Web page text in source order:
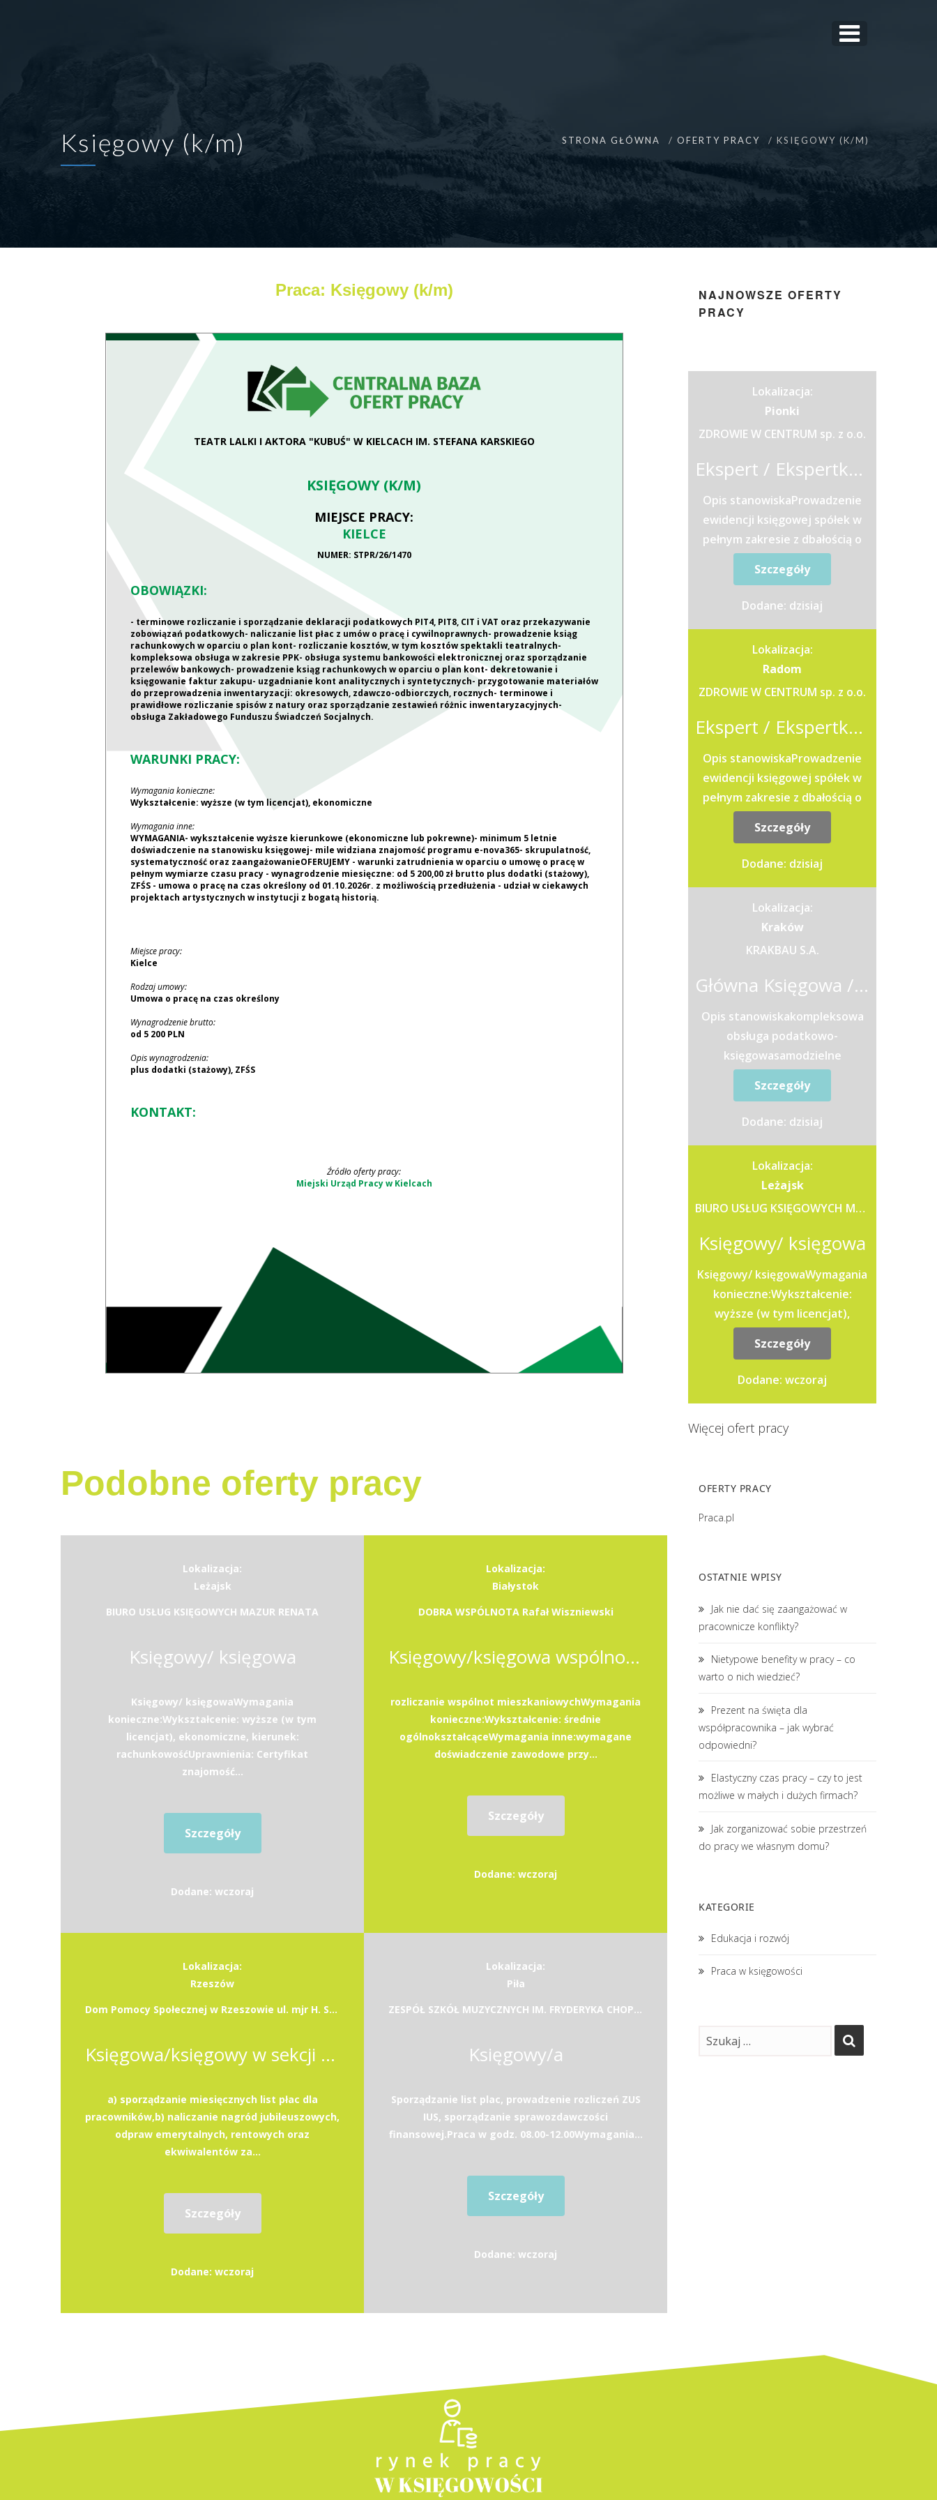
Księgowy (k/m) STRONA GŁÓWNA OFERTY PRACY KSIĘGOWY (K/M)
Praca: Księgowy (k/m)
TEATR LALKI I AKTORA "KUBUŚ" W KIELCACH IM. STEFANA KARSKIEGO
KSIĘGOWY (K/M)
MIEJSCE PRACY:
KIELCE
NUMER: STPR/26/1470
OBOWIĄZKI:
- terminowe rozliczanie i sporządzanie deklaracji podatkowych PIT4, PIT8, CIT i VAT oraz przekazywanie
zobowiązań podatkowych- naliczanie list płac z umów o pracę i cywilnoprawnych- prowadzenie ksiąg
rachunkowych w oparciu o plan kont- rozliczanie kosztów, w tym kosztów spektakli teatralnych-
kompleksowa obsługa w zakresie PPK- obsługa systemu bankowości elektronicznej oraz sporządzanie
przelewów bankowych- prowadzenie ksiąg rachunkowych w oparciu o plan kont- dekretowanie i
księgowanie faktur zakupu- uzgadnianie kont analitycznych i syntetycznych- przygotowanie materiałów
do przeprowadzenia inwentaryzacji: okresowych, zdawczo-odbiorczych, rocznych- terminowe i
prawidłowe rozliczanie spisów z natury oraz sporządzanie zestawień różnic inwentaryzacyjnych-
obsługa Zakładowego Funduszu Świadczeń Socjalnych.
WARUNKI PRACY:
Wymagania konieczne:
Wykształcenie: wyższe (w tym licencjat), ekonomiczne
Wymagania inne:
WYMAGANIA- wykształcenie wyższe kierunkowe (ekonomiczne lub pokrewne)- minimum 5 letnie
doświadczenie na stanowisku księgowej- mile widziana znajomość programu e-nova365- skrupulatność,
systematyczność oraz zaangażowanieOFERUJEMY - warunki zatrudnienia w oparciu o umowę o pracę w
pełnym wymiarze czasu pracy - wynagrodzenie miesięczne: od 5 200,00 zł brutto plus dodatki (stażowy),
ZFŚS - umowa o pracę na czas określony od 01.10.2026r. z możliwością przedłużenia - udział w ciekawych
projektach artystycznych w instytucji z bogatą historią.
Miejsce pracy:
Kielce
Rodzaj umowy:
Umowa o pracę na czas określony
Wynagrodzenie brutto:
od 5 200 PLN
Opis wynagrodzenia:
plus dodatki (stażowy), ZFŚS
KONTAKT:
Źródło oferty pracy:
Miejski Urząd Pracy w Kielcach
Podobne oferty pracy
Lokalizacja:
Leżajsk
BIURO USŁUG KSIĘGOWYCH MAZUR RENATA
Księgowy/ księgowa
Księgowy/ księgowaWymagania
konieczne:Wykształcenie: wyższe (w tym
licencjat), ekonomiczne, kierunek:
rachunkowośćUprawnienia: Certyfikat
znajomość...
Szczegóły
Dodane: wczoraj
Lokalizacja:
Białystok
DOBRA WSPÓLNOTA Rafał Wiszniewski
Księgowy/księgowa wspólnot mieszkaniowych
rozliczanie wspólnot mieszkaniowychWymagania
konieczne:Wykształcenie: średnie
ogólnokształcąceWymagania inne:wymagane
doświadczenie zawodowe przy...
Szczegóły
Dodane: wczoraj
Lokalizacja:
Rzeszów
Dom Pomocy Społecznej w Rzeszowie ul. mjr H. Sucharskiego 1
Księgowa/księgowy w sekcji ekonomiczno--finansowej
a) sporządzanie miesięcznych list płac dla
pracowników,b) naliczanie nagród jubileuszowych,
odpraw emerytalnych, rentowych oraz
ekwiwalentów za...
Szczegóły
Dodane: wczoraj
Lokalizacja:
Piła
ZESPÓŁ SZKÓŁ MUZYCZNYCH IM. FRYDERYKA CHOPINA W PILE
Księgowy/a
Sporządzanie list plac, prowadzenie rozliczeń ZUS
IUS, sporządzanie sprawozdawczości
finansowej.Praca w godz. 08.00-12.00Wymagania...
Szczegóły
Dodane: wczoraj
NAJNOWSZE OFERTY
PRACY
Lokalizacja:
Pionki
ZDROWIE W CENTRUM sp. z o.o.
Ekspert / Ekspertka ds. Księgowości
Opis stanowiskaProwadzenie
ewidencji księgowej spółek w
pełnym zakresie z dbałością o
spójność danych i zgodność z
przepisami.Sporządzanie...
Szczegóły
Dodane: dzisiaj
Lokalizacja:
Radom
ZDROWIE W CENTRUM sp. z o.o.
Ekspert / Ekspertka ds. Księgowości
Opis stanowiskaProwadzenie
ewidencji księgowej spółek w
pełnym zakresie z dbałością o
spójność danych i zgodność z
przepisami.Sporządzanie...
Szczegóły
Dodane: dzisiaj
Lokalizacja:
Kraków
KRAKBAU S.A.
Główna Księgowa / Główny Księgowy
Opis stanowiskakompleksowa
obsługa podatkowo-
księgowasamodzielne
zamykanie miesięcy pod
względem podatkowym i
rachunkowymsamodzielne
obliczanie zaliczek w...
Szczegóły
Dodane: dzisiaj
Lokalizacja:
Leżajsk
BIURO USŁUG KSIĘGOWYCH MAZUR RENATA
Księgowy/ księgowa
Księgowy/ księgowaWymagania
konieczne:Wykształcenie:
wyższe (w tym licencjat),
ekonomiczne, kierunek:
rachunkowośćUprawnienia:
Certyfikat znajomość...
Szczegóły
Dodane: wczoraj
Więcej ofert pracy
OFERTY PRACY
Praca.pl
OSTATNIE WPISY
Jak nie dać się zaangażować w
pracownicze konflikty?
Nietypowe benefity w pracy – co
warto o nich wiedzieć?
Prezent na święta dla
współpracownika – jak wybrać
odpowiedni?
Elastyczny czas pracy – czy to jest
możliwe w małych i dużych firmach?
Jak zorganizować sobie przestrzeń
do pracy we własnym domu?
KATEGORIE
Edukacja i rozwój
Praca w księgowości